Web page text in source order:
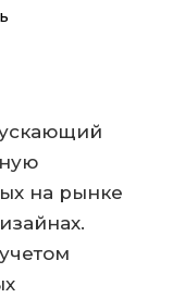
на рынке